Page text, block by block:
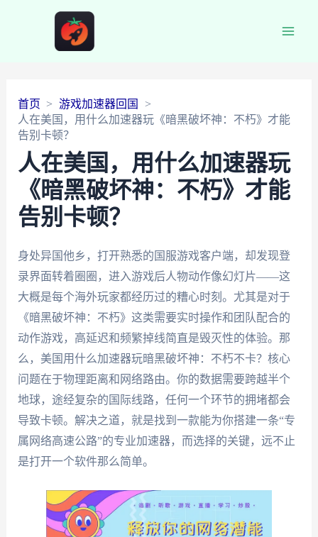
首页
游戏加速器回国
人在美国，用什么加速器玩《暗黑破坏神：不朽》才能
告别卡顿？
人在美国，用什么加速器玩
《暗黑破坏神：不朽》才能
告别卡顿？
身处异国他乡，打开熟悉的国服游戏客户端，却发现登
录界面转着圈圈，进入游戏后人物动作像幻灯片——这
大概是每个海外玩家都经历过的糟心时刻。尤其是对于
《暗黑破坏神：不朽》这类需要实时操作和团队配合的
动作游戏，高延迟和频繁掉线简直是毁灭性的体验。那
么，美国用什么加速器玩暗黑破坏神：不朽不卡？核心
问题在于物理距离和网络路由。你的数据需要跨越半个
地球，途经复杂的国际线路，任何一个环节的拥堵都会
导致卡顿。解决之道，就是找到一款能为你搭建一条“专
属网络高速公路”的专业加速器，而选择的关键，远不止
是打开一个软件那么简单。